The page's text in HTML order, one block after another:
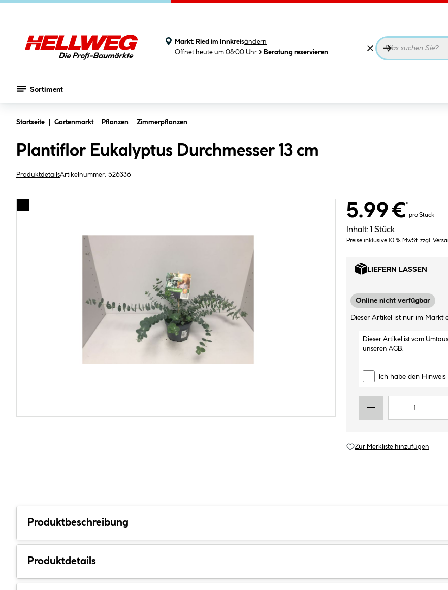
Markt: Ried im Innkreisändern
Öffnet heute um 08:00 Uhr
Beratung reservieren
Sortiment
Startseite Gartenmarkt Pflanzen Zimmerpflanzen
Plantiflor Eukalyptus Durchmesser 13 cm
ProduktdetailsArtikelnummer: 526336
5.99 €*
pro Stück
Inhalt: 1 Stück
Preise inklusive 10 % MwSt. zzgl.
LIEFERN LASSEN
Online nicht verfügbar
Dieser Artikel ist nur im Markt
Dieser Artikel ist vom
unseren AGB
Ich habe den
Zur Merkliste hinzufügen
Produktbeschreibung
Produktdetails